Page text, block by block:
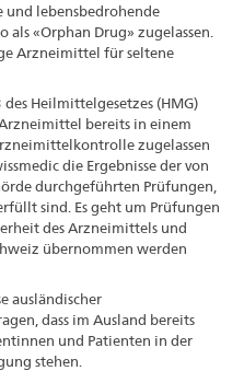
und lebensbedrohende
«Orphan Drug» zugelassen.
Arzneimittel für seltene
Heilmittelgesetzes (HMG)
Arzneimittel bereits in einem
zugelassen
die Ergebnisse der von
durchgeführten Prüfungen,
sind. Es geht um Prüfungen
des Arzneimittels und
übernommen werden
ausländischer
dass im Ausland bereits
und Patienten in der
stehen.